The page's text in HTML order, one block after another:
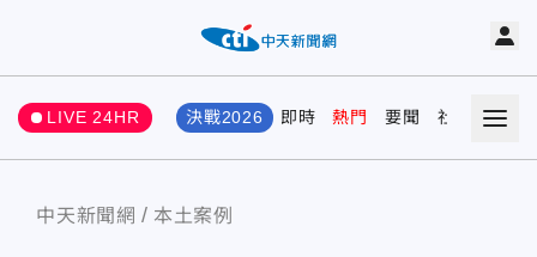
LIVE 24HR 決戰2026 即時 熱門 要聞 社會 娛樂
中天新聞網 本土案例